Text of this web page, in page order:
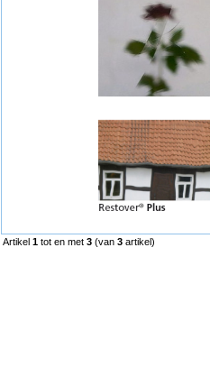
Artikel 1 tot en met 3 (van 3 artikel)